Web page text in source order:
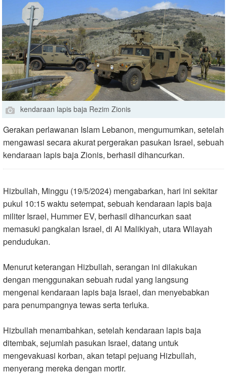
kendaraan lapis baja Rezim Zionis
Gerakan perlawanan Islam Lebanon, mengumumkan, setelah
mengawasi secara akurat pergerakan pasukan Israel, sebuah
kendaraan lapis baja Zionis, berhasil dihancurkan.
Hizbullah, Minggu (19/5/2024) mengabarkan, hari ini sekitar
pukul 10:15 waktu setempat, sebuah kendaraan lapis baja
militer Israel, Hummer EV, berhasil dihancurkan saat
memasuki pangkalan Israel, di Al Malikiyah, utara Wilayah
pendudukan.
Menurut keterangan Hizbullah, serangan ini dilakukan
dengan menggunakan sebuah rudal yang langsung
mengenai kendaraan lapis baja Israel, dan menyebabkan
para penumpangnya tewas serta terluka.
Hizbullah menambahkan, setelah kendaraan lapis baja
ditembak, sejumlah pasukan Israel, datang untuk
mengevakuasi korban, akan tetapi pejuang Hizbullah,
menyerang mereka dengan mortir.